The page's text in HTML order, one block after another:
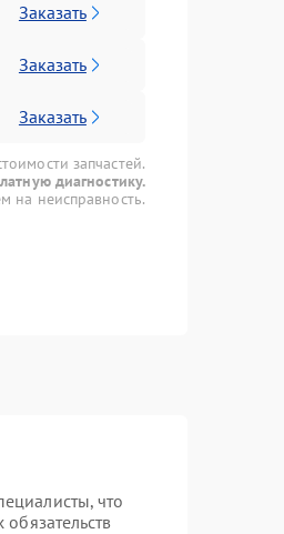
Заказать
Заказать
Заказать
запчастей.
диагностику.
на неисправность.
что